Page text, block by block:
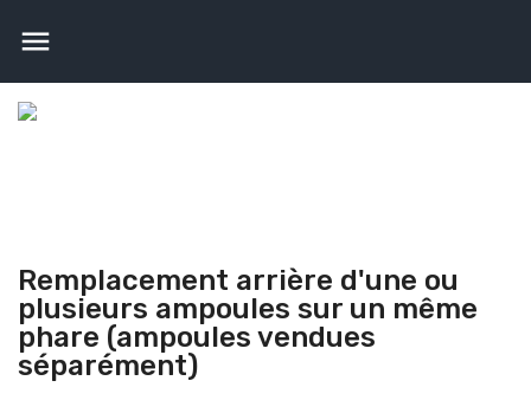

Remplacement arrière d'une ou
plusieurs ampoules sur un même
phare (ampoules vendues
séparément)